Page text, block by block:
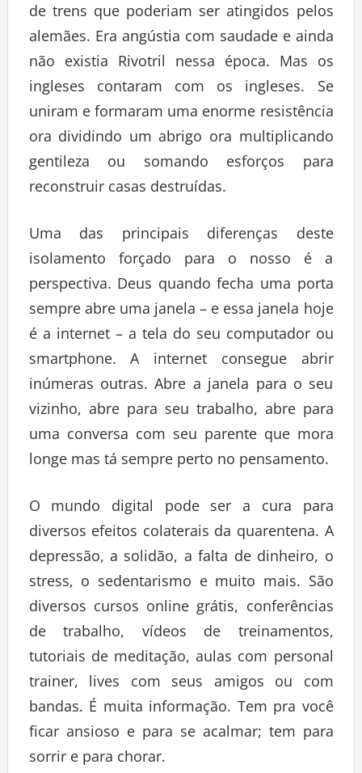
de trens que poderiam ser atingidos pelos
alemães. Era angústia com saudade e ainda
não existia Rivotril nessa época. Mas os
ingleses contaram com os ingleses. Se
uniram e formaram uma enorme resistência
ora dividindo um abrigo ora multiplicando
gentileza ou somando esforços para
reconstruir casas destruídas.
Uma das principais diferenças deste
isolamento forçado para o nosso é a
perspectiva. Deus quando fecha uma porta
sempre abre uma janela – e essa janela hoje
é a internet – a tela do seu computador ou
smartphone. A internet consegue abrir
inúmeras outras. Abre a janela para o seu
vizinho, abre para seu trabalho, abre para
uma conversa com seu parente que mora
longe mas tá sempre perto no pensamento.
O mundo digital pode ser a cura para
diversos efeitos colaterais da quarentena. A
depressão, a solidão, a falta de dinheiro, o
stress, o sedentarismo e muito mais. São
diversos cursos online grátis, conferências
de trabalho, vídeos de treinamentos,
tutoriais de meditação, aulas com personal
trainer, lives com seus amigos ou com
bandas. É muita informação. Tem pra você
ficar ansioso e para se acalmar; tem para
sorrir e para chorar.